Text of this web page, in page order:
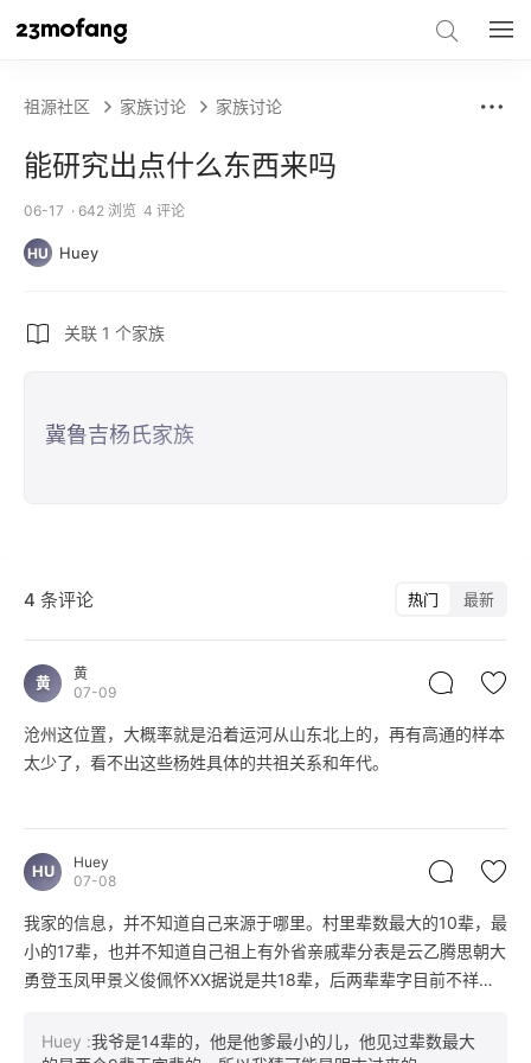
祖源社区 家族讨论 家族讨论
能研究出点什么东西来吗
06-17 · 642 浏览 4 评论
HU Huey
关联 1 个家族
冀鲁吉杨氏家族
4 条评论 热门 最新
黄
黄
07-09
沧州这位置，大概率就是沿着运河从山东北上的，再有高通的样本
太少了，看不出这些杨姓具体的共祖关系和年代。
HU
Huey
07-08
我家的信息，并不知道自己来源于哪里。村里辈数最大的10辈，最
小的17辈，也并不知道自己祖上有外省亲戚辈分表是云乙腾思朝大
勇登玉凤甲景义俊佩怀XX据说是共18辈，后两辈辈字目前不祥祖
年犯法逃到了这里（但是我看辈分感觉时间有点对不上），后生有
Huey :我爷是14辈的，他是他爹最小的儿，他见过辈数最大